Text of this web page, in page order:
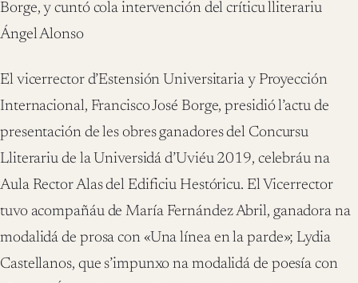
Borge, y cuntó cola intervención del críticu lliterariu
Ángel Alonso
El vicerrector d’Estensión Universitaria y Proyección
Internacional, Francisco José Borge, presidió l’actu de
presentación de les obres ganadores del Concursu
Lliterariu de la Universidá d’Uviéu 2019, celebráu na
Aula Rector Alas del Edificiu Hestóricu. El Vicerrector
tuvo acompañáu de María Fernández Abril, ganadora na
modalidá de prosa con «Una línea en la parde»; Lydia
Castellanos, que s’impunxo na modalidá de poesía con